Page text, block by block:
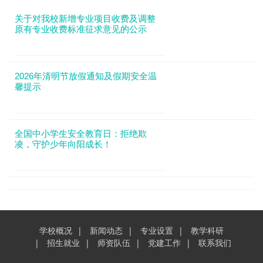
关于对我校新增专业项目收费及调整
原有专业收费标准征求意见的公示
2026年清明节放假通知及假期安全温
馨提示
全国中小学生安全教育日：拒绝欺
凌，守护少年向阳成长！
学校概况 新闻动态 专业设置
教学科研
招生就业
师资队伍 党建工作 联系我们